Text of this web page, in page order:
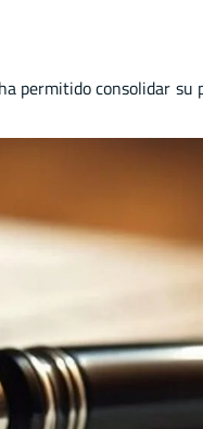
permitido consolidar